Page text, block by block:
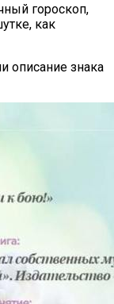
гороскоп,
как
описание знака